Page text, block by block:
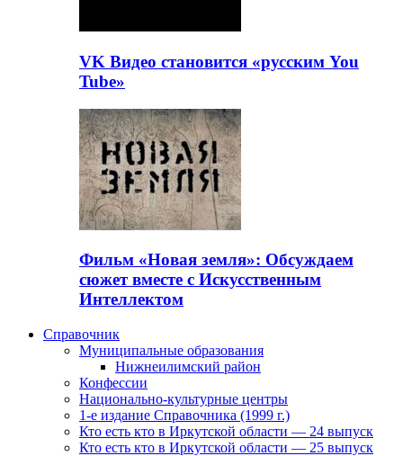
VK Видео становится «русским You
Tube»
Фильм «Новая земля»: Обсуждаем
сюжет вместе с Искусственным
Интеллектом
Справочник
Муниципальные образования
Нижнеилимский район
Конфессии
Национально-культурные центры
1-е издание Справочника (1999 г.)
Кто есть кто в Иркутской области — 24 выпуск
Кто есть кто в Иркутской области — 25 выпуск